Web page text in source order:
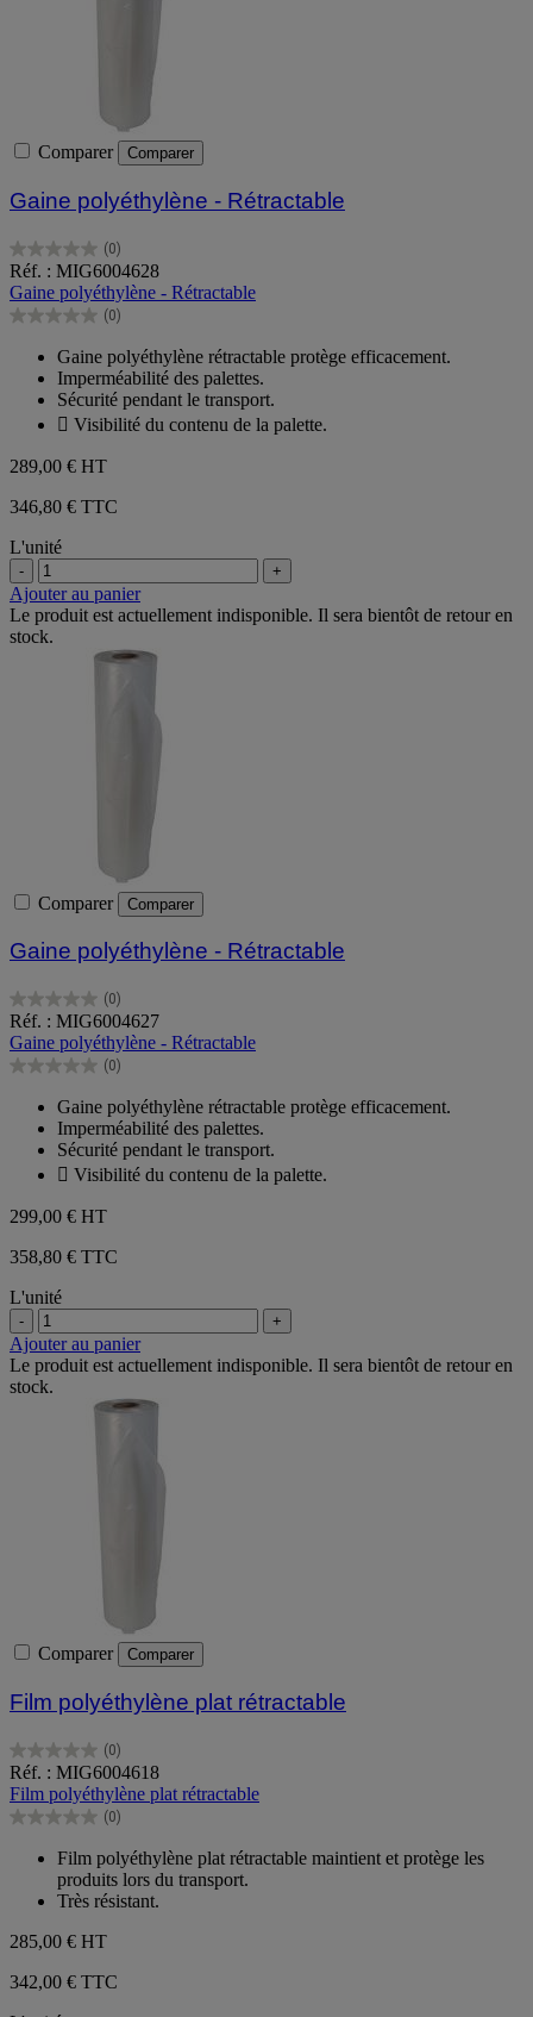
Comparer Comparer
Gaine polyéthylène - Rétractable
(0)
0.0
sur
5
étoiles.
Réf. : MIG6004628
Gaine polyéthylène - Rétractable
(0)
0.0
étoiles.
Gaine polyéthylène rétractable protège efficacement.
Imperméabilité des palettes.
Sécurité pendant le transport.
 Visibilité du contenu de la palette.
289,00 € HT
346,80 € TTC
L'unité
- +
Ajouter au panier
Le produit est actuellement indisponible. Il sera bientôt de retour en
stock.
Comparer Comparer
Gaine polyéthylène - Rétractable
(0)
0.0
sur
5
étoiles.
Réf. : MIG6004627
Gaine polyéthylène - Rétractable
(0)
0.0
étoiles.
Gaine polyéthylène rétractable protège efficacement.
Imperméabilité des palettes.
Sécurité pendant le transport.
 Visibilité du contenu de la palette.
299,00 € HT
358,80 € TTC
L'unité
- +
Ajouter au panier
Le produit est actuellement indisponible. Il sera bientôt de retour en
stock.
Comparer Comparer
Film polyéthylène plat rétractable
(0)
0.0
sur
5
étoiles.
Réf. : MIG6004618
Film polyéthylène plat rétractable
(0)
0.0
étoiles.
Film polyéthylène plat rétractable maintient et protège les
produits lors du transport.
Très résistant.
285,00 € HT
342,00 € TTC